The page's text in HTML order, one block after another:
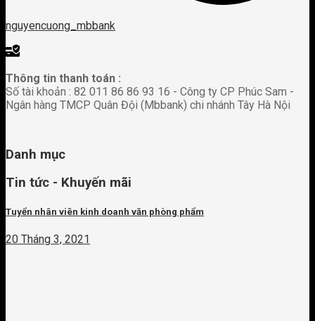
nguyencuong_mbbank
Thông tin thanh toán :
Số tài khoản : 82 011 86 86 93 16 - Công ty CP Phúc Sam -
Ngân hàng TMCP Quân Đội (Mbbank) chi nhánh Tây Hà Nội
Danh mục
Tin tức - Khuyến mãi
Tuyển nhân viên kinh doanh văn phòng phẩm
20 Tháng 3, 2021